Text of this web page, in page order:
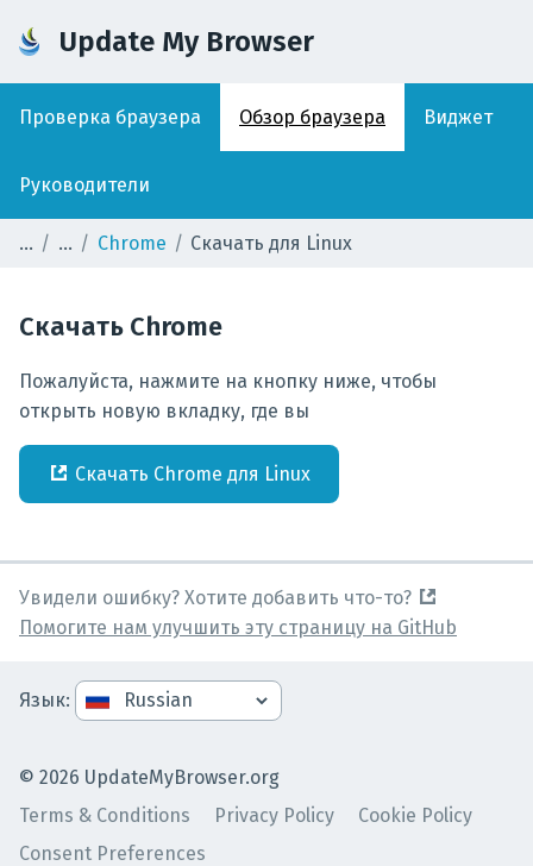
Update My Browser
Проверка браузера Обзор браузера Виджет
Руководители
Chrome Скачать для Linux
Скачать Chrome
Пожалуйста, нажмите на кнопку ниже, чтобы
открыть новую вкладку, где вы
Скачать Chrome для Linux
Увидели ошибку? Хотите добавить что-то?
Помогите нам улучшить эту страницу на GitHub
© 2026 UpdateMyBrowser.org
Terms & Conditions
Privacy Policy
Cookie Policy
Consent Preferences
Язык: